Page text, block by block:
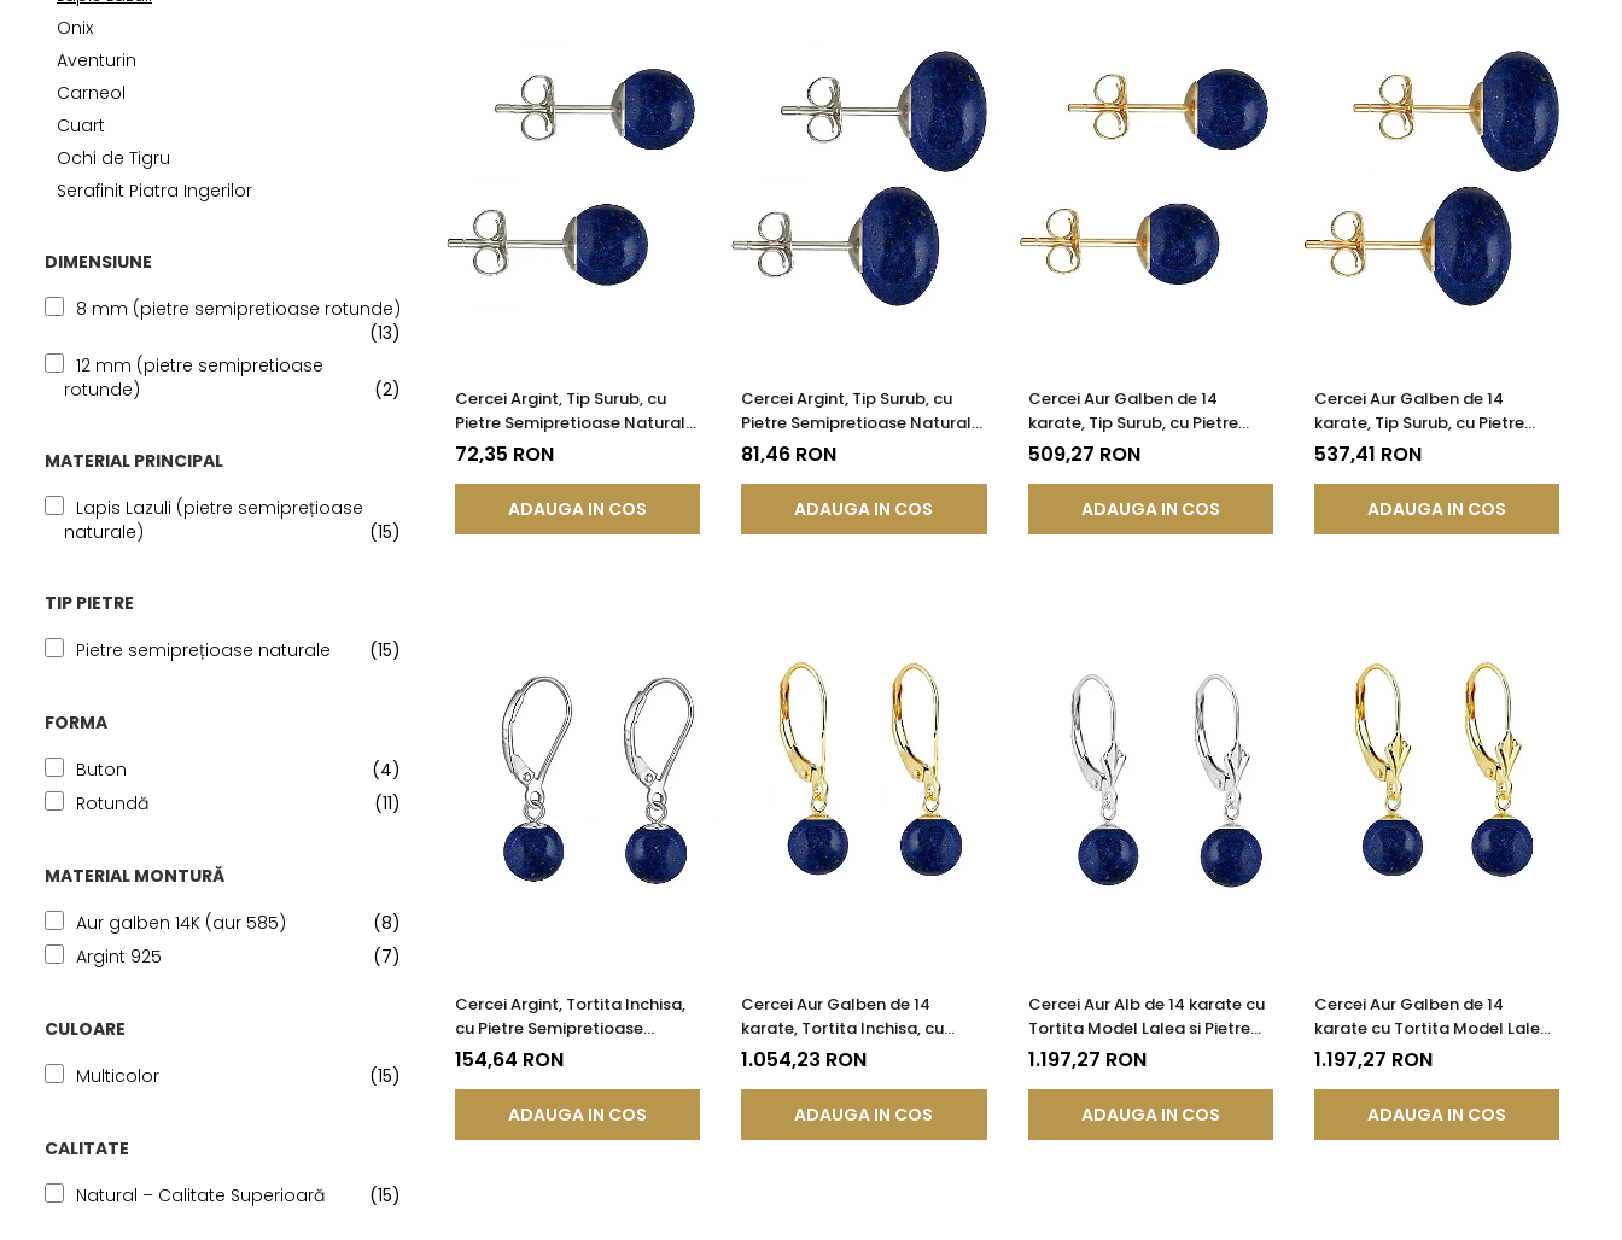
Seturi Perle cu Argint
Brățări cu Perle
Pandantive cu Perle
Brose cu Perle
Onix
Aventurin
Carneol
Cuart
Ochi de Tigru
Serafinit Piatra Ingerilor
DIMENSIUNE
8 mm (pietre semipretioase rotunde)
(13)
12 mm (pietre semipretioase
rotunde)
(2)
MATERIAL PRINCIPAL
Lapis Lazuli (pietre semiprețioase
naturale)
(15)
TIP PIETRE
Pietre semiprețioase naturale
(15)
FORMA
Buton
(4)
Rotundă
(11)
MATERIAL MONTURĂ
Aur galben 14K (aur 585)
(8)
Argint 925
(7)
CULOARE
Multicolor
(15)
CALITATE
Natural – Calitate Superioară
(15)
Cercei Argint, Tip Surub, cu
Pietre Semipretioase Naturale
de Lapis Lazuli de 8 mm
72,35 RON
ADAUGA IN COS
Cercei Argint, Tip Surub, cu
Pietre Semipretioase Naturale
de Lapis Lazuli de 12 mm
81,46 RON
ADAUGA IN COS
Cercei Aur Galben de 14
karate, Tip Surub, cu Pietre
Semipretioase Naturale de
Lapis Lazuli de 8 mm
509,27 RON
ADAUGA IN COS
Cercei Aur Galben de 14
karate, Tip Surub, cu Pietre
Semipretioase Naturale de
Lapis Lazuli de 12 mm
537,41 RON
ADAUGA IN COS
Cercei Argint, Tortita Inchisa,
cu Pietre Semipretioase
Naturale de Lapis Lazuli de 8
154,64 RON
ADAUGA IN COS
Cercei Aur Galben de 14
karate, Tortita Inchisa, cu
Pietre Semipretioase Naturale
de Lapis Lazuli de 8 mm
1.054,23 RON
ADAUGA IN COS
Cercei Aur Alb de 14 karate cu
Tortita Model Lalea si Pietre
Semipretioase Naturale de
Lapis Lazuli de 8 mm
1.197,27 RON
ADAUGA IN COS
Cercei Aur Galben de 14
karate cu Tortita Model Lalea
si Pietre Semipretioase
Naturale de Lapis Lazuli de 8
1.197,27 RON
ADAUGA IN COS